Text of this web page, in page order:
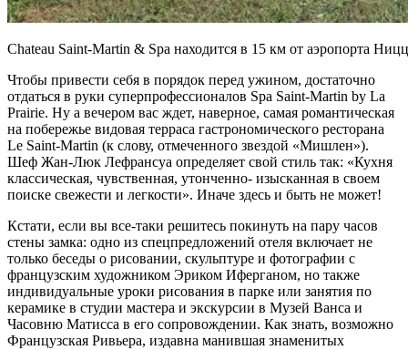
Chateau Saint-Martin & Spa находится в 15 км от
Чтобы привести себя в порядок перед ужином, достаточно
отдаться в руки суперпрофессионалов Spa Saint-Martin by La
Prairie. Ну а вечером вас ждет, наверное, самая романтическая
на побережье видовая терраса гастрономического ресторана
Le Saint-Martin (к слову, отмеченного звездой «Мишлен»).
Шеф Жан-Люк Лефрансуа определяет свой стиль так: «Кухня
классическая, чувственная, утонченно- изысканная в своем
поиске свежести и легкости». Иначе здесь и быть не может!
Кстати, если вы все-таки решитесь покинуть на пару часов
стены замка: одно из спецпредложений отеля включает не
только беседы о рисовании, скульптуре и фотографии с
французским художником Эриком Иферганом, но также
индивидуальные уроки рисования в парке или занятия по
керамике в студии мастера и экскурсии в Музей Ванса и
Часовню Матисса в его сопровождении. Как знать, возможно
Французская Ривьера, издавна манившая знаменитых